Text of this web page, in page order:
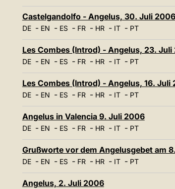
Castelgandolfo - Angelus, 30. Juli 2006
DE- EN - ES- FR- HR- IT- PT
Les Combes (Introd) - Angelus, 23.
DE- EN - ES- FR- HR- IT- PT
Les Combes (Introd) - Angelus, 16. Juli
DE- EN - ES- FR- HR- IT- PT
Angelus in Valencia 9. Juli 2006
DE- EN - ES- FR- HR- IT- PT
Grußworte vor dem Angelusgebet am
DE- EN - ES- FR- HR- IT- PT
Angelus, 2. Juli 2006